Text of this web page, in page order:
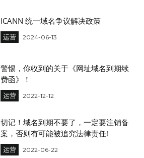
ICANN 统一域名争议解决政策
运营 2024-06-13
警惕，你收到的关于《网址域名到期续
费函》！
运营 2022-12-12
切记！域名到期不要了，一定要注销备
案，否则有可能被追究法律责任!
运营 2022-06-22